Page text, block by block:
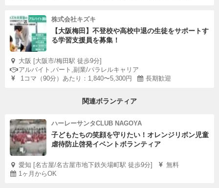
株式会社キズキ
【大阪梅田】不登校や高校中退の生徒をサポートす
る学習支援員を募集！
大阪 [大阪市/梅田駅 徒歩9分]
アルバイト,パート,副業/パラレルキャリア
1コマ（90分）あたり：1,840〜5,300円
長期歓迎
関連ボランティア
ハーレーサンタCLUB NAGOYA
子どもたちの笑顔を守りたい！オレンジリボン児童
虐待防止啓発イベントボランティア
愛知 [名古屋/名古屋市地下鉄矢場町駅 徒歩9分]
無料
1ヶ月からOK